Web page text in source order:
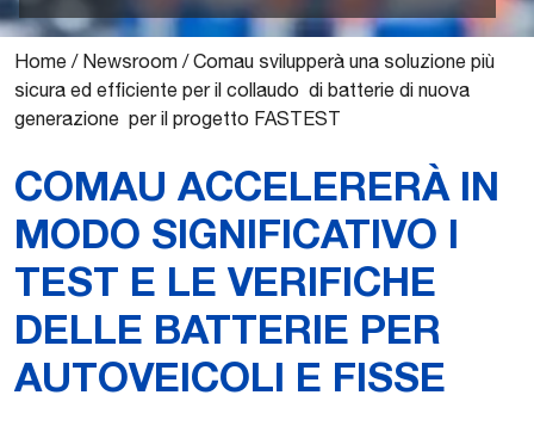
Home / Newsroom /Comau svilupperà una soluzione più
sicura ed efficiente per il collaudo di batterie di nuova
generazione per il progetto FASTEST
COMAU ACCELERERÀ IN
MODO SIGNIFICATIVO I
TEST E LE VERIFICHE
DELLE BATTERIE PER
AUTOVEICOLI E FISSE